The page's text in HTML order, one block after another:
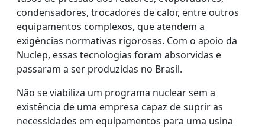
condensadores, trocadores de calor, entre outros
equipamentos complexos, que atendem a
exigências normativas rigorosas. Com o apoio da
Nuclep, essas tecnologias foram absorvidas e
passaram a ser produzidas no Brasil.
Não se viabiliza um programa nuclear sem a
existência de uma empresa capaz de suprir as
necessidades em equipamentos para uma usina